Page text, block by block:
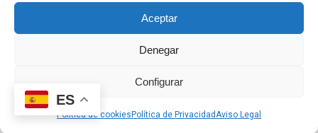
Aceptar
Denegar
Configurar
Política de cookies Política de PrivacidadAviso Legal
#ManipuladoresTelescópicos
#ProyectosDeConstrucción
© Comercial Coalci · Todos los derechos reservados |
Política de Privacidad
ES